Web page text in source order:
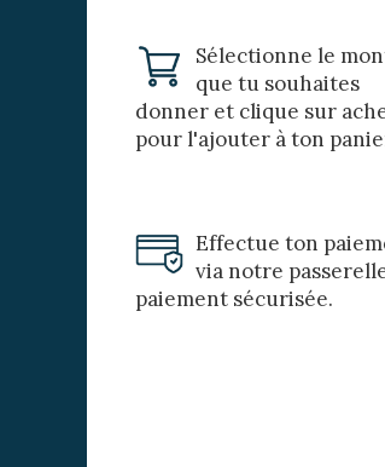
Sélectionne le
que tu souhaites
donner et clique sur
pour l'ajouter à ton
Effectue ton
via notre
paiement sécurisée.